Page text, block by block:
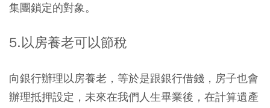
集團鎖定的對象。
5.以房養老可以節稅
向銀行辦理以房養老，等於是跟銀行借錢，房子也會
辦理抵押設定，未來在我們人生畢業後，在計算遺產